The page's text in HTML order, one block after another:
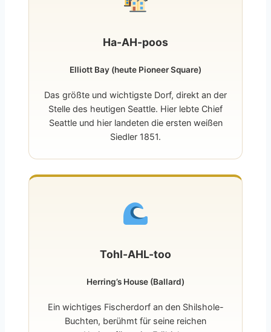
Ha-AH-poos
Elliott Bay (heute Pioneer Square)
Das größte und wichtigste Dorf, direkt an der
Stelle des heutigen Seattle. Hier lebte Chief
Seattle und hier landeten die ersten weißen
Siedler 1851.
Tohl-AHL-too
Herring’s House (Ballard)
Ein wichtiges Fischerdorf an den Shilshole-
Buchten, berühmt für seine reichen